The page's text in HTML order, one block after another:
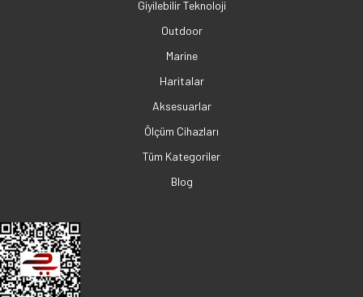
Giyilebilir Teknoloji
Outdoor
Marine
Haritalar
Aksesuarlar
Ölçüm Cihazları
Tüm Kategoriler
Blog